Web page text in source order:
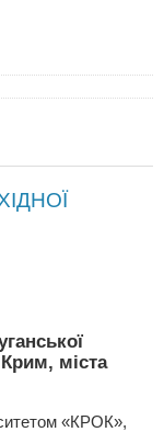
міста
«КРОК»,